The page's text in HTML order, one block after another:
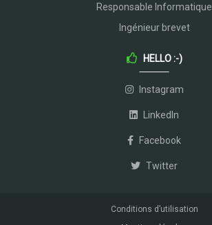
Responsable Informatique
Ingénieur brevet
HELLO :-)
Instagram
LinkedIn
Facebook
Twitter
Conditions d’utilisation